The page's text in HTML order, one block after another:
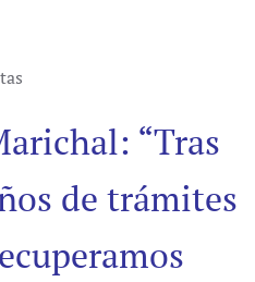
“Tras
de trámites